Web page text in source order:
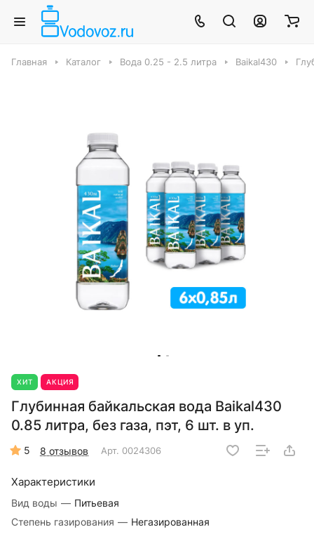
Главная Каталог Вода 0.25 - 2.5 литра Baikal430
ХИТ АКЦИЯ
Глубинная байкальская вода Baikal430
0.85 литра, без газа, пэт, 6 шт. в уп.
5 8 отзывов Арт. 0024306
Характеристики
Вид воды — Питьевая
Степень газирования — Негазированная